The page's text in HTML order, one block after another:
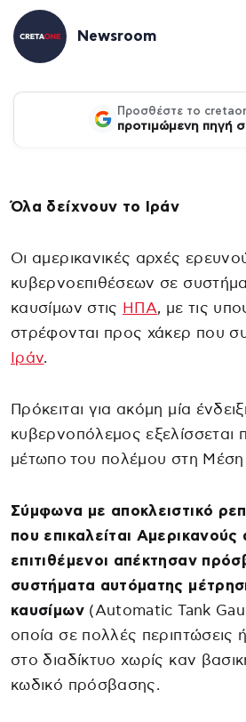
Newsroom
Προσθέστε το
προτιμώμενη πηγή
Όλα δείχνουν το Ιράν
Οι αμερικανικές αρχές
κυβερνοεπιθέσεων σε
καυσίμων στις ΗΠΑ, με τις
στρέφονται προς χάκερ που
Ιράν.
Πρόκειται για ακόμη μία
κυβερνοπόλεμος εξελίσσεται
μέτωπο του πολέμου στη
Σύμφωνα με αποκλειστικό
που επικαλείται
επιτιθέμενοι απέκτησαν
συστήματα αυτόματης
καυσίμων(Automatic Tank
οποία σε πολλές περιπτώσεις
στο διαδίκτυο χωρίς καν
κωδικό πρόσβασης.